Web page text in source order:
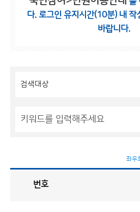
다. 로그인 유지시간(10분) 내 작
바랍니다.
좌우
번호